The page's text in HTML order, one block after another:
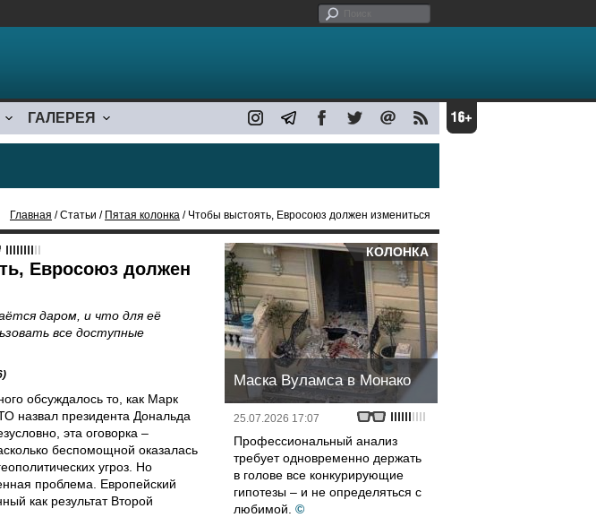
ГАЛЕРЕЯ
Главная / Статьи / Пятая колонка / Чтобы выстоять, Евросоюз должен измениться
Евросоюз должен
даром, и что для её
все доступные
обсуждалось то, как Марк
назвал президента Дональда
эта оговорка –
беспомощной оказалась
угроз. Но
проблема. Европейский
как результат Второй
КОЛОНКА
Маска Вуламса в Монако
25.07.2026 17:07
Профессиональный анализ
требует одновременно держать
в голове все конкурирующие
гипотезы – и не определяться с
любимой. ©